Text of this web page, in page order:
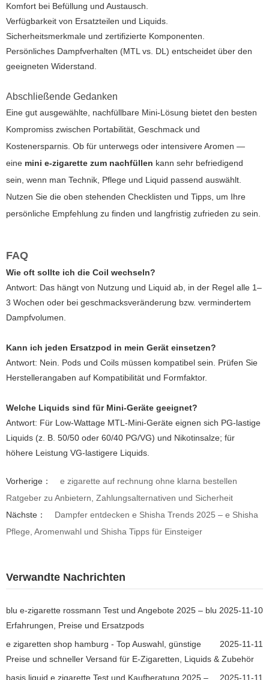
Komfort bei Befüllung und Austausch.
Verfügbarkeit von Ersatzteilen und Liquids.
Sicherheitsmerkmale und zertifizierte Komponenten.
Persönliches Dampfverhalten (MTL vs. DL) entscheidet über den
geeigneten Widerstand.
Abschließende Gedanken
Eine gut ausgewählte, nachfüllbare Mini-Lösung bietet den besten
Kompromiss zwischen Portabilität, Geschmack und
Kostenersparnis. Ob für unterwegs oder intensivere Aromen —
eine mini e-zigarette zum nachfüllen kann sehr befriedigend
sein, wenn man Technik, Pflege und Liquid passend auswählt.
Nutzen Sie die oben stehenden Checklisten und Tipps, um Ihre
persönliche Empfehlung zu finden und langfristig zufrieden zu sein.
FAQ
Wie oft sollte ich die Coil wechseln?
Antwort: Das hängt von Nutzung und Liquid ab, in der Regel alle 1–
3 Wochen oder bei geschmacksveränderung bzw. vermindertem
Dampfvolumen.
Kann ich jeden Ersatzpod in mein Gerät einsetzen?
Antwort: Nein. Pods und Coils müssen kompatibel sein. Prüfen Sie
Herstellerangaben auf Kompatibilität und Formfaktor.
Welche Liquids sind für Mini-Geräte geeignet?
Antwort: Für Low-Wattage MTL-Mini-Geräte eignen sich PG-lastige
Liquids (z. B. 50/50 oder 60/40 PG/VG) und Nikotinsalze; für
höhere Leistung VG-lastigere Liquids.
Vorherige：
e zigarette auf rechnung ohne klarna bestellen
Ratgeber zu Anbietern, Zahlungsalternativen und Sicherheit
Nächste：
Dampfer entdecken e Shisha Trends 2025 – e Shisha
Pflege, Aromenwahl und Shisha Tipps für Einsteiger
Verwandte Nachrichten
2025-11-10
blu e-zigarette rossmann Test und Angebote 2025 – blu
Erfahrungen, Preise und Ersatzpods
2025-11-11
e zigaretten shop hamburg - Top Auswahl, günstige
Preise und schneller Versand für E-Zigaretten, Liquids & Zubehör
2025-11-11
basis liquid e zigarette Test und Kaufberatung 2025 –